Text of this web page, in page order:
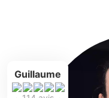
Guillaume